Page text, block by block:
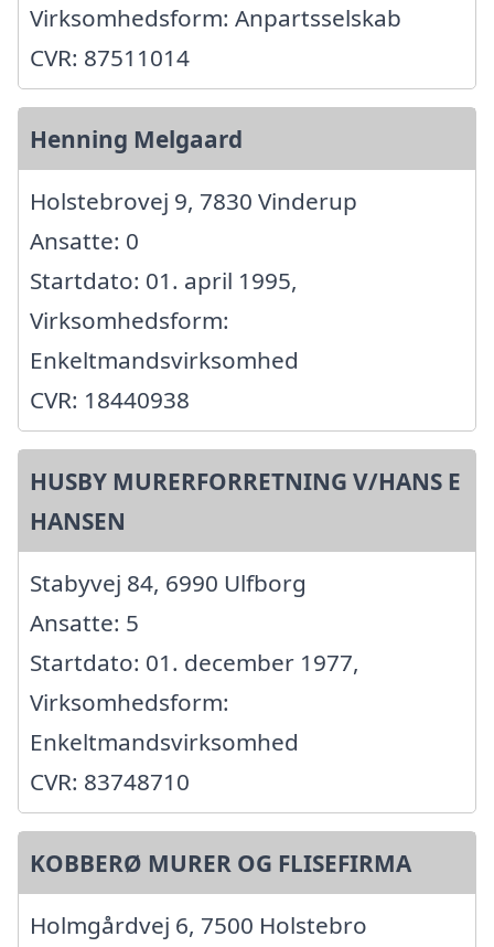
Virksomhedsform: Anpartsselskab
CVR: 87511014
Henning Melgaard
Holstebrovej 9, 7830 Vinderup
Ansatte: 0
Startdato: 01. april 1995,
Virksomhedsform:
Enkeltmandsvirksomhed
CVR: 18440938
HUSBY MURERFORRETNING V/HANS E
HANSEN
Stabyvej 84, 6990 Ulfborg
Ansatte: 5
Startdato: 01. december 1977,
Virksomhedsform:
Enkeltmandsvirksomhed
CVR: 83748710
KOBBERØ MURER OG FLISEFIRMA
Holmgårdvej 6, 7500 Holstebro